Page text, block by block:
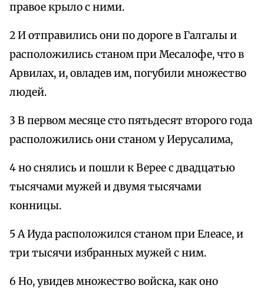
правое крыло с ними.
2 И отправились они по дороге в Галгалы и
расположились станом при Месалофе, что в
Арвилах, и, овладев им, погубили множество
людей.
3 В первом месяце сто пятьдесят второго года
расположились они станом у Иерусалима,
4 но снялись и пошли к Верее с двадцатью
тысячами мужей и двумя тысячами
конницы.
5 А Иуда расположился станом при Елеасе, и
три тысячи избранных мужей с ним.
6 Но, увидев множество войска, как оно